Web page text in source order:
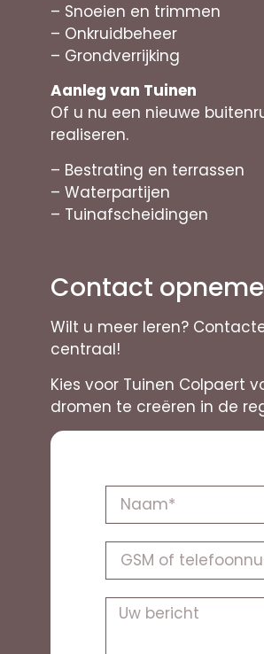
– Snoeien en trimmen
– Onkruidbeheer
– Grondverrijking
Aanleg van Tuinen
Of u nu een nieuwe
realiseren.
– Bestrating en terrassen
– Waterpartijen
– Tuinafscheidingen
Contact
Wilt u meer leren?
centraal!
Kies voor Tuinen Colpaert
dromen te creëren in de